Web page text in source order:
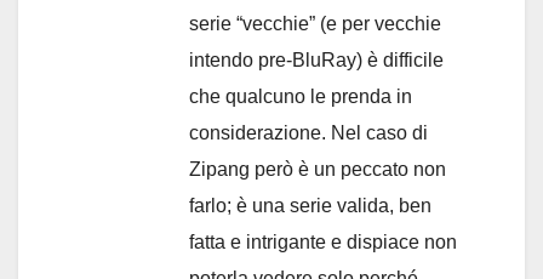
serie “vecchie” (e per vecchie
intendo pre-BluRay) è difficile
che qualcuno le prenda in
considerazione. Nel caso di
Zipang però è un peccato non
farlo; è una serie valida, ben
fatta e intrigante e dispiace non